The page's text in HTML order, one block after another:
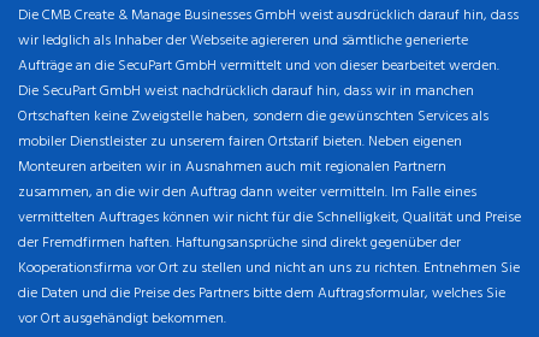
Die CMB Create & Manage Businesses GmbH weist ausdrücklich darauf hin, dass
wir ledglich als Inhaber der Webseite agiereren und sämtliche generierte
Aufträge an die SecuPart GmbH vermittelt und von dieser bearbeitet werden.
Die SecuPart GmbH weist nachdrücklich darauf hin, dass wir in manchen
Ortschaften keine Zweigstelle haben, sondern die gewünschten Services als
mobiler Dienstleister zu unserem fairen Ortstarif bieten. Neben eigenen
Monteuren arbeiten wir in Ausnahmen auch mit regionalen Partnern
zusammen, an die wir den Auftrag dann weiter vermitteln. Im Falle eines
vermittelten Auftrages können wir nicht für die Schnelligkeit, Qualität und Preise
der Fremdfirmen haften. Haftungsansprüche sind direkt gegenüber der
Kooperationsfirma vor Ort zu stellen und nicht an uns zu richten. Entnehmen Sie
die Daten und die Preise des Partners bitte dem Auftragsformular, welches Sie
vor Ort ausgehändigt bekommen.